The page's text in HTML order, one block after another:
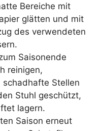
Bereiche mit
glätten und mit
des verwendeten
Saisonende
reinigen,
Stellen
Stuhl geschützt,
lagern.
Saison erneut